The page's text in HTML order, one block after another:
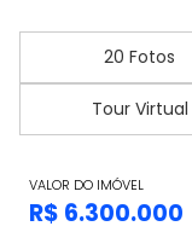
20 Fotos
Tour Virtual
VALOR DO IMÓVEL
R$ 6.300.000